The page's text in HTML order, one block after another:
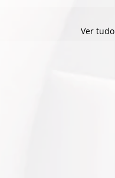
Ver tudo